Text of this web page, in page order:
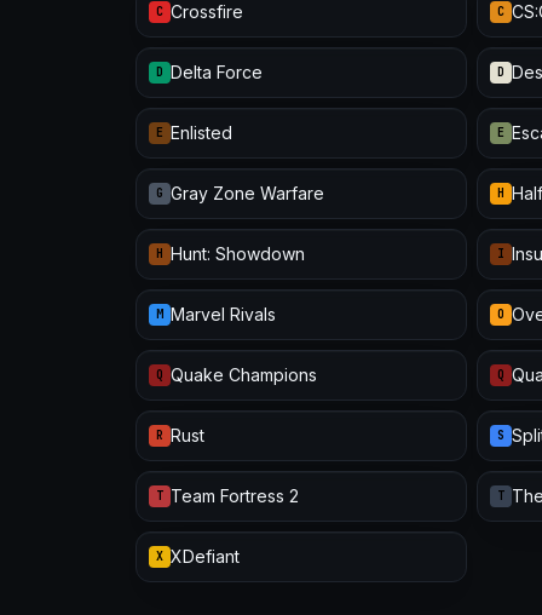
C Crossfire C
D Delta Force D
E Enlisted E
G Gray Zone Warfare H
H Hunt: Showdown I
M Marvel Rivals O
Q Quake Champions Q
R Rust S
T Team Fortress 2 T
X XDefiant